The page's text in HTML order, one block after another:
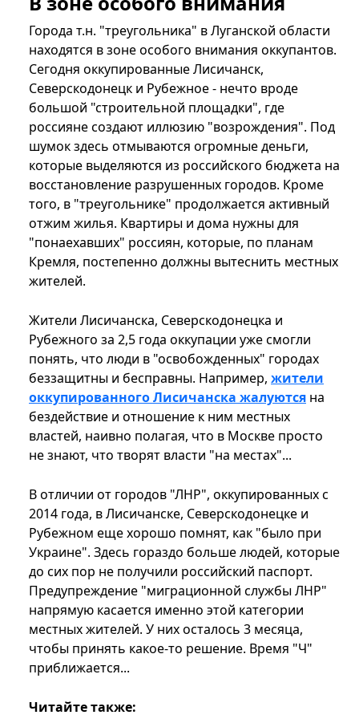
Города т.н. "треугольника" в Луганской области
находятся в зоне особого внимания оккупантов.
Сегодня оккупированные Лисичанск,
Северскодонецк и Рубежное - нечто вроде
большой "строительной площадки", где
россияне создают иллюзию "возрождения". Под
шумок здесь отмываются огромные деньги,
которые выделяются из российского бюджета на
восстановление разрушенных городов. Кроме
того, в "треугольнике" продолжается активный
отжим жилья. Квартиры и дома нужны для
"понаехавших" россиян, которые, по планам
Кремля, постепенно должны вытеснить местных
жителей.
Жители Лисичанска, Северскодонецка и
Рубежного за 2,5 года оккупации уже смогли
понять, что люди в "освобожденных" городах
беззащитны и бесправны. Например, жители
оккупированного Лисичанска жалуются на
бездействие и отношение к ним местных
властей, наивно полагая, что в Москве просто
не знают, что творят власти "на местах"...
В отличии от городов "ЛНР", оккупированных с
2014 года, в Лисичанске, Северскодонецке и
Рубежном еще хорошо помнят, как "было при
Украине". Здесь гораздо больше людей, которые
до сих пор не получили российский паспорт.
Предупреждение "миграционной службы ЛНР"
напрямую касается именно этой категории
местных жителей. У них осталось 3 месяца,
чтобы принять какое-то решение. Время "Ч"
приближается...
Читайте также: